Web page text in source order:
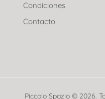
Condiciones
Contacto
Piccolo Spazio © 2026.